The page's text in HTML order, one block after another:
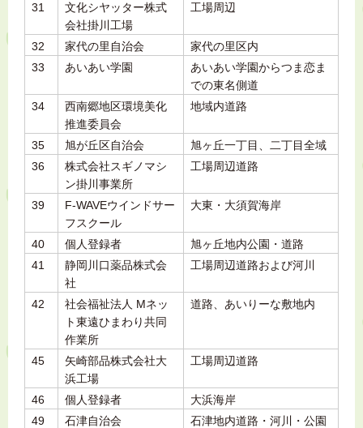
31
文化シヤッター株式
会社掛川工場
工場周辺
32 家代の里自治会
家代の里区内
33
あいあい学園
あいあい学園からつま恋ま
での東名側道
34
西南郷地区環境美化
推進委員会
地域内道路
35 旭が丘区自治会
旭ヶ丘一丁目、二丁目全域
36
株式会社スギノマシ
ン掛川事業所
工場周辺道路
39
F-WAVEウインドサー
フスクール
大東・大須賀海岸
40 個人登録者
旭ヶ丘地内公園・道路
41
静岡川口薬品株式会
社
工場周辺道路および河川
42
社会福祉法人 Mネッ
ト東遠ひまわり共同
作業所
道路、あいりーな敷地内
45
矢崎部品株式会社大
浜工場
工場周辺道路
46 個人登録者
大浜海岸
49
石津自治会
石津地内道路・河川・公園